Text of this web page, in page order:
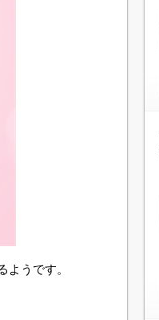
うです。